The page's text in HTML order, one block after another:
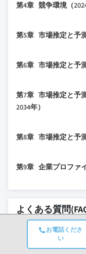
お電話くださ
い
1.3.1 基
1.4 予測モデル
1.5.1 一
3.2 産業への影
3.2.2 産
足
3.3 成長ポテ
3.4 ギャップ
3.5 技術ラン
3.6 将来の市
第4章 競争環境（
4.2 競争市場
4.4 主要市場
4.6 戦略的展
第5章 市場推定と予
5.2 四肢
5.4 関節
5.5 その他のタ
第6章 市場推定と予測
6.2 ポリプロ
6.3 ポリエチレ
6.5 ポリウレ
第7章 市場推定と予
2034年）
7.2 病院
7.4 義肢クリニ
第8章 市場推定と予測
8.2 北米
8.2.2 カ
8.3 欧州
8.3.1 ドイ
8.3.2 英国
第9章 企業プロファ
9.1 Bionic
9.3 Eqwal
9.4 Exone
9.5
よくある質問
3Dプリンター
模はどれくら